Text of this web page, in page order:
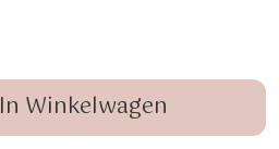
In Winkelwagen